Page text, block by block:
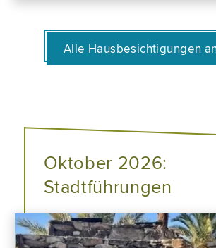
Alle Hausbesichtigungen
Oktober 2026:
Stadtführungen